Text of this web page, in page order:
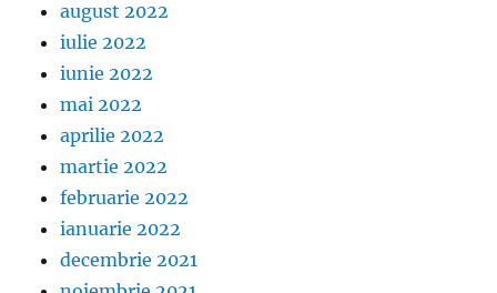
august 2022
iulie 2022
iunie 2022
mai 2022
aprilie 2022
martie 2022
februarie 2022
ianuarie 2022
decembrie 2021